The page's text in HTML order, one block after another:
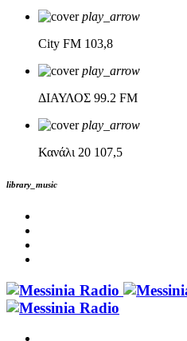
play_arrow
City FM 103,8
play_arrow
ΔΙΑΥΛΟΣ 99.2 FM
play_arrow
Κανάλι 20 107,5
library_music